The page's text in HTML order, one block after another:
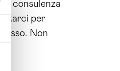
consulenza
per
Non